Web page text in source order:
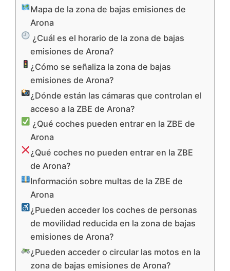
Mapa de la zona de bajas emisiones de
Arona
¿Cuál es el horario de la zona de bajas
emisiones de Arona?
¿Cómo se señaliza la zona de bajas
emisiones de Arona?
¿Dónde están las cámaras que controlan el
acceso a la ZBE de Arona?
¿Qué coches pueden entrar en la ZBE de
Arona
¿Qué coches no pueden entrar en la ZBE
de Arona?
Información sobre multas de la ZBE de
Arona
¿Pueden acceder los coches de personas
de movilidad reducida en la zona de bajas
emisiones de Arona?
¿Pueden acceder o circular las motos en la
zona de bajas emisiones de Arona?